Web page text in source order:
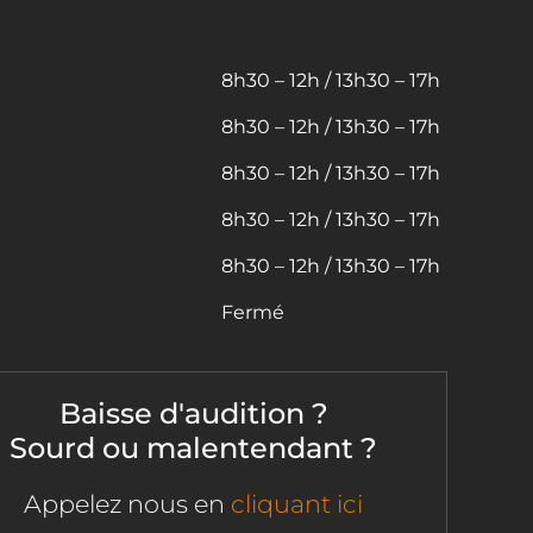
8h30 – 12h / 13h30 – 17h
8h30 – 12h / 13h30 – 17h
8h30 – 12h / 13h30 – 17h
8h30 – 12h / 13h30 – 17h
8h30 – 12h / 13h30 – 17h
Fermé
Baisse d'audition ?
Sourd ou malentendant ?
Appelez nous en cliquant ici